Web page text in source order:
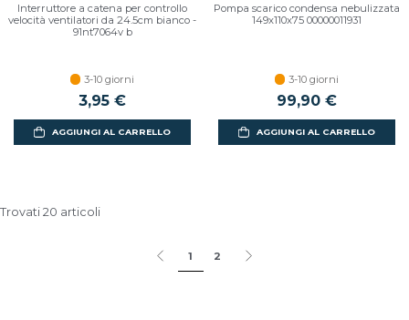
Interruttore a catena per controllo
velocità ventilatori da 24.5cm bianco -
91nt7064v b
3-10 giorni
3,95 €
AGGIUNGI AL CARRELLO
Pompa scarico condensa nebulizzata
149x110x75 00000011931
3-10 giorni
99,90 €
AGGIUNGI AL CARRELLO
Trovati 20 articoli
1 2